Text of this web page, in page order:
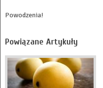
Powodzenia!
Powiązane Artykuły